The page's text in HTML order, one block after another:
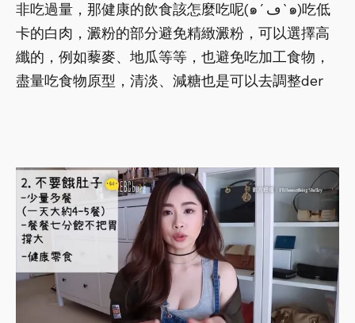
非吃過量，那健康的飲食該怎麼吃呢(๑´ڡ`๑)吃低
卡的白肉，澱粉的部分避免精緻澱粉，可以選擇高
纖的，例如藜麥、地瓜等等，也避免吃加工食物，
盡量吃食物原型，清淡、減糖也是可以去調整der